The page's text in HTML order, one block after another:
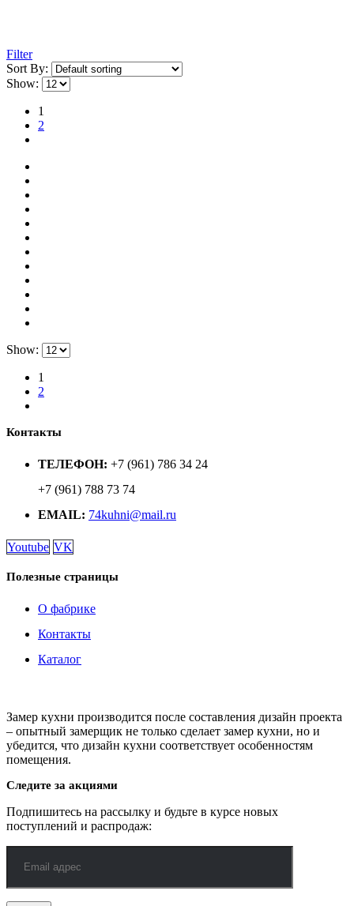
Filter
Sort By:
Show:
1
2
Show:
1
2
Контакты
ТЕЛЕФОН: +7 (961) 786 34 24
+7 (961) 788 73 74
EMAIL: 74kuhni@mail.ru
Youtube VK
Полезные страницы
О фабрике
Контакты
Каталог
Замер кухни производится после составления дизайн проекта
– опытный замерщик не только сделает замер кухни, но и
убедится, что дизайн кухни соответствует особенностям
помещения.
Следите за акциями
Подпишитесь на рассылку и будьте в курсе новых
поступлений и распродаж: